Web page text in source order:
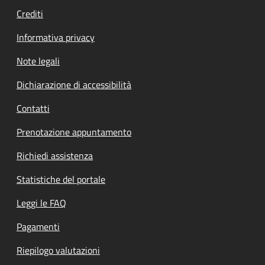
Crediti
Informativa privacy
Note legali
Dichiarazione di accessibilità
Contatti
Prenotazione appuntamento
Richiedi assistenza
Statistiche del portale
Leggi le FAQ
Pagamenti
Riepilogo valutazioni